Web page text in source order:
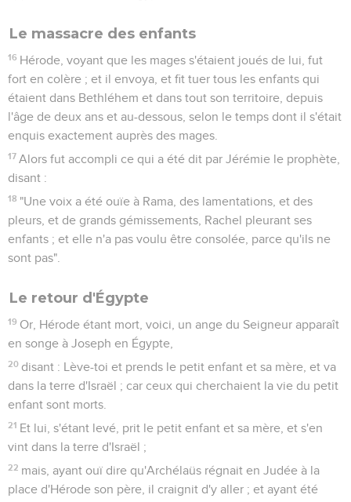
averti divinement, en songe, il se retira dans les quartiers de
ville appelée Nazareth ; en sorte que fût accompli ce qui
avait été dit par les prophètes : Il sera appelé Nazaréen.
Matthieu 3
Les vidéos ne sont pas disponibles aux USA et C anada.
La prédication de Jean-Baptiste
Or, en ces jours-là vient Jean le baptiseur, prêchant dans le
désert de la Judée,
et disant : Repentez-vous, car le royaume des cieux s'est
Car c'est ici celui dont il a été parlé par Ésaïe le prophète,
disant : "Voix de celui qui crie dans le désert : Préparez le
chemin du Seigneur, faites droits ses sentiers".
4
Or Jean lui-même avait son vêtement de poil de chameau
était des sauterelles et du miel sauvage.
5
Alors Jérusalem, et toute la Judée, et tout le pays des
environs du Jourdain, sortaient vers lui ;
6 et ils étaient baptisés par lui dans le Jourdain, confessant